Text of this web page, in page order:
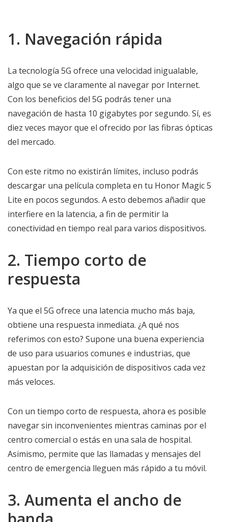
1. Navegación rápida
La tecnología 5G ofrece una velocidad inigualable,
algo que se ve claramente al navegar por Internet.
Con los beneficios del 5G podrás tener una
navegación de hasta 10 gigabytes por segundo. Sí, es
diez veces mayor que el ofrecido por las fibras ópticas
del mercado.
Con este ritmo no existirán límites, incluso podrás
descargar una película completa en tu Honor Magic 5
Lite en pocos segundos. A esto debemos añadir que
interfiere en la latencia, a fin de permitir la
conectividad en tiempo real para varios dispositivos.
2. Tiempo corto de
respuesta
Ya que el 5G ofrece una latencia mucho más baja,
obtiene una respuesta inmediata. ¿A qué nos
referimos con esto? Supone una buena experiencia
de uso para usuarios comunes e industrias, que
apuestan por la adquisición de dispositivos cada vez
más veloces.
Con un tiempo corto de respuesta, ahora es posible
navegar sin inconvenientes mientras caminas por el
centro comercial o estás en una sala de hospital.
Asimismo, permite que las llamadas y mensajes del
centro de emergencia lleguen más rápido a tu móvil.
3. Aumenta el ancho de